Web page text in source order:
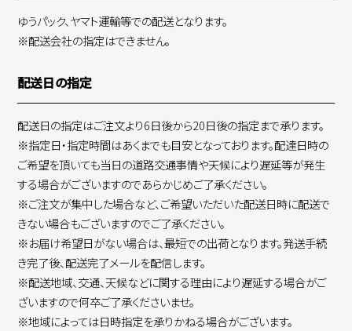
ゆうパック、ヤマト運輸等での配送となります。
※配送会社の指定はできません。
配送日の指定
配送日の指定はご注文より6日後から20日後の指定まで承ります。
※指定日・指定時間はあくまでも目安となっております。配達日時の
ご希望を頂いても当日の道路交通事情や天候により遅延等が発生
する場合がございますのであらかじめご了承ください。
※ご注文が集中した場合など、ご希望いただいた配送日時に配送で
きない場合もございますのでご了承ください。
※お届け希望日がない場合は、最短での出荷となります。発送手続
き完了後、配送完了メールを配信します。
※配送地域、交通、天候などに関する理由により遅延する場合がご
ざいますので何卒ご了承くださいませ。
※地域によっては日時指定を承りかねる場合がございます。